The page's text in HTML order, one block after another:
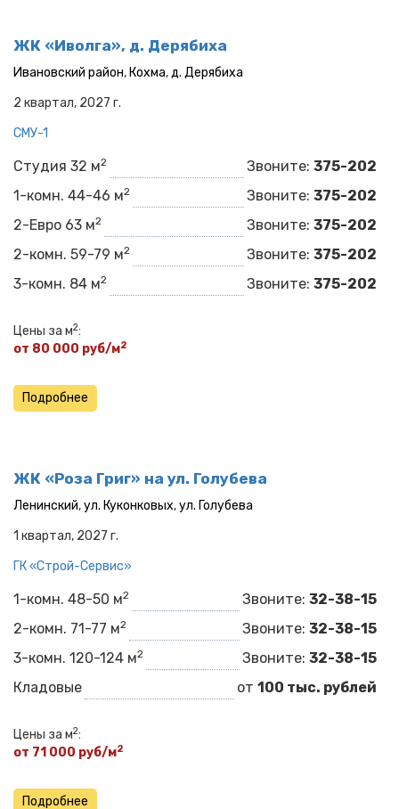
ЖК «Иволга», д. Дерябиха
Ивановский район, Кохма,д. Дерябиха
2 квартал, 2027 г.
СМУ-1
Студия 32 м2 Звоните: 375-202
1-комн. 44-46 м2 Звоните: 375-202
2-Евро 63 м2 Звоните: 375-202
2-комн. 59-79 м2 Звоните: 375-202
3-комн. 84 м2 Звоните: 375-202
Цены за м2:
от 80 000 руб/м2
Подробнее
ЖК «Роза Григ» на ул. Голубева
Ленинский,ул. Куконковых,ул. Голубева
1 квартал, 2027 г.
ГК «Строй-Сервис» ​​​​​​​
1-комн. 48-50 м2 Звоните: 32-38-15
2-комн. 71-77 м2 Звоните: 32-38-15
3-комн. 120-124 м2 Звоните: 32-38-15
Кладовые
от 100 тыс. рублей
Цены за м2:
от 71 000 руб/м2
Подробнее